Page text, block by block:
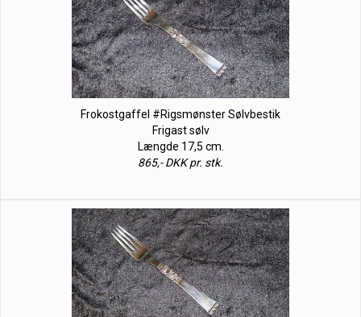
Frokostgaffel #Rigsmønster Sølvbestik
Frigast sølv
Længde 17,5 cm.
865,- DKK pr. stk.